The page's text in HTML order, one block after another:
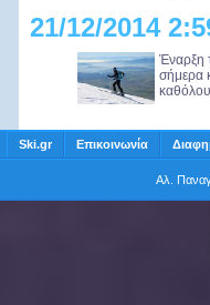
21/12/2014
Έναρξη
σήμερα
Ski.gr Επικοινωνία
Αλ.